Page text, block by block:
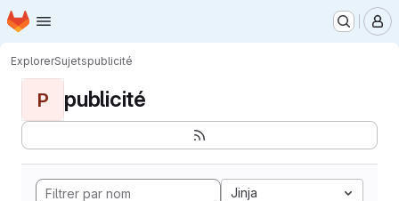
Passer au contenu principal
Page d'accueil
ExplorerSujetspublicité
P publicité
Jinja